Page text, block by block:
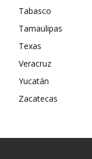
Tabasco
Tamaulipas
Texas
Veracruz
Yucatán
Zacatecas